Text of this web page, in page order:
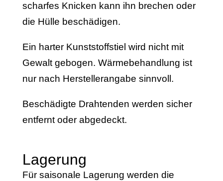
scharfes Knicken kann ihn brechen oder
die Hülle beschädigen.
Ein harter Kunststoffstiel wird nicht mit
Gewalt gebogen. Wärmebehandlung ist
nur nach Herstellerangabe sinnvoll.
Beschädigte Drahtenden werden sicher
entfernt oder abgedeckt.
Lagerung
Für saisonale Lagerung werden die